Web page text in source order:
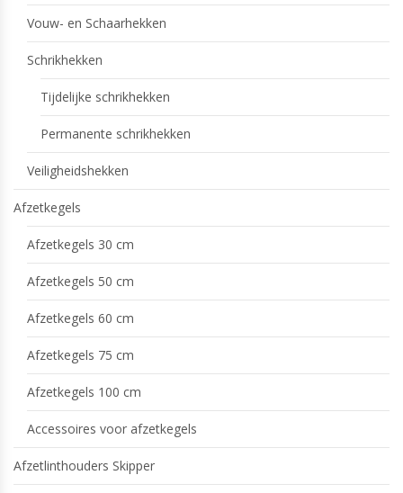
Vouw- en Schaarhekken
Schrikhekken
Tijdelijke schrikhekken
Permanente schrikhekken
Veiligheidshekken
Afzetkegels
Afzetkegels 30 cm
Afzetkegels 50 cm
Afzetkegels 60 cm
Afzetkegels 75 cm
Afzetkegels 100 cm
Accessoires voor afzetkegels
Afzetlinthouders Skipper